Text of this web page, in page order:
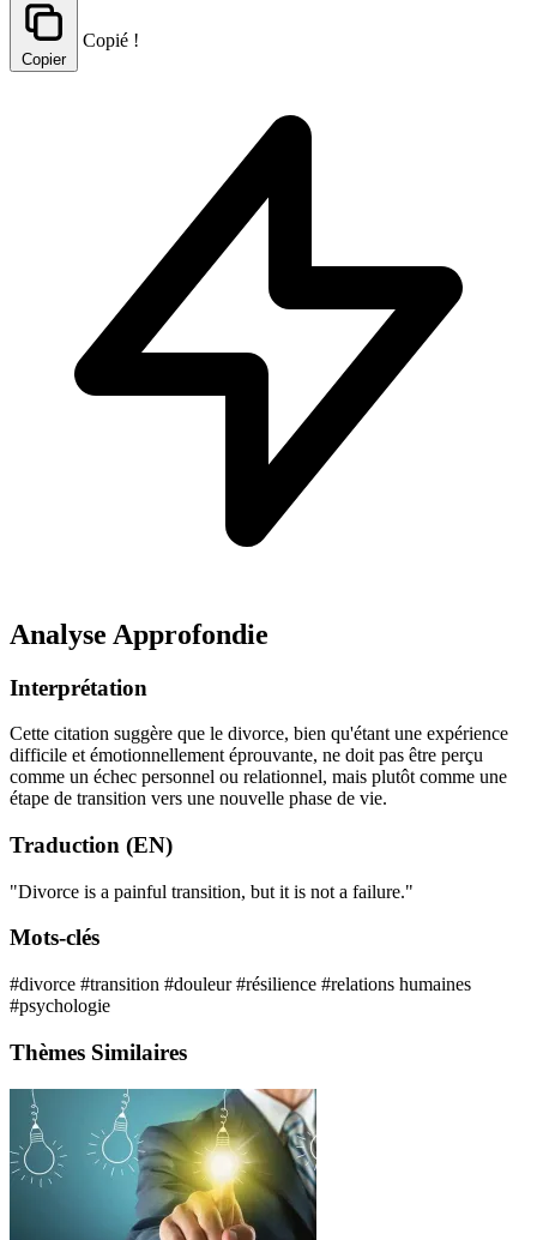
Copier
Copié !
Analyse Approfondie
Interprétation
Cette citation suggère que le divorce, bien qu'étant une expérience
difficile et émotionnellement éprouvante, ne doit pas être perçu
comme un échec personnel ou relationnel, mais plutôt comme une
étape de transition vers une nouvelle phase de vie.
Traduction (EN)
"Divorce is a painful transition, but it is not a failure."
Mots-clés
#divorce #transition #douleur#résilience #relations humaines
#psychologie
Thèmes Similaires